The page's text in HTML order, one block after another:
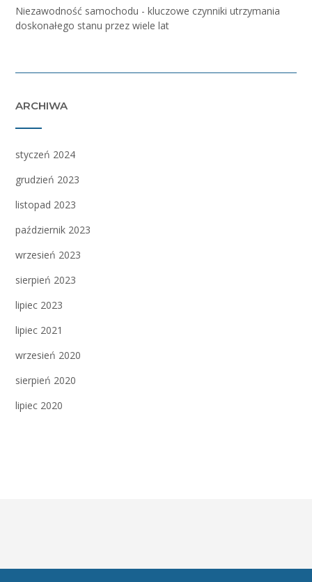
Niezawodność samochodu - kluczowe czynniki utrzymania
doskonałego stanu przez wiele lat
ARCHIWA
styczeń 2024
grudzień 2023
listopad 2023
październik 2023
wrzesień 2023
sierpień 2023
lipiec 2023
lipiec 2021
wrzesień 2020
sierpień 2020
lipiec 2020